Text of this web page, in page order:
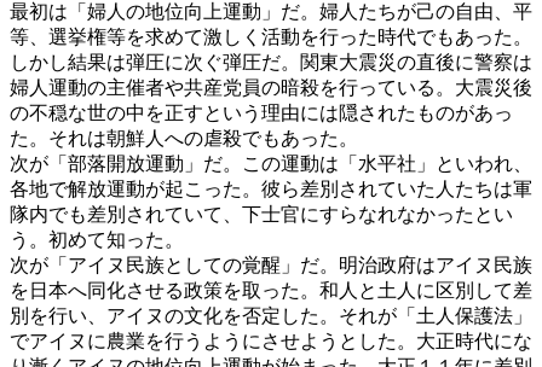
最初は「婦人の地位向上運動」だ。婦人たちが己の自由、平
等、選挙権等を求めて激しく活動を行った時代でもあった。
しかし結果は弾圧に次ぐ弾圧だ。関東大震災の直後に警察は
婦人運動の主催者や共産党員の暗殺を行っている。大震災後
の不穏な世の中を正すという理由には隠されたものがあっ
た。それは朝鮮人への虐殺でもあった。
次が「部落開放運動」だ。この運動は「水平社」といわれ、
各地で解放運動が起こった。彼ら差別されていた人たちは軍
隊内でも差別されていて、下士官にすらなれなかったとい
う。初めて知った。
次が「アイヌ民族としての覚醒」だ。明治政府はアイヌ民族
を日本へ同化させる政策を取った。和人と土人に区別して差
別を行い、アイヌの文化を否定した。それが「土人保護法」
でアイヌに農業を行うようにさせようとした。大正時代にな